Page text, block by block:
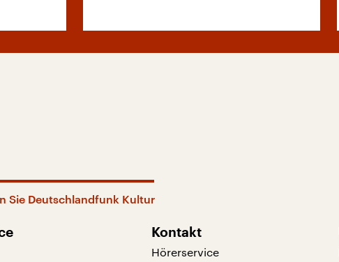
Sie Deutschlandfunk Kultur
Kontakt
Hörerservice